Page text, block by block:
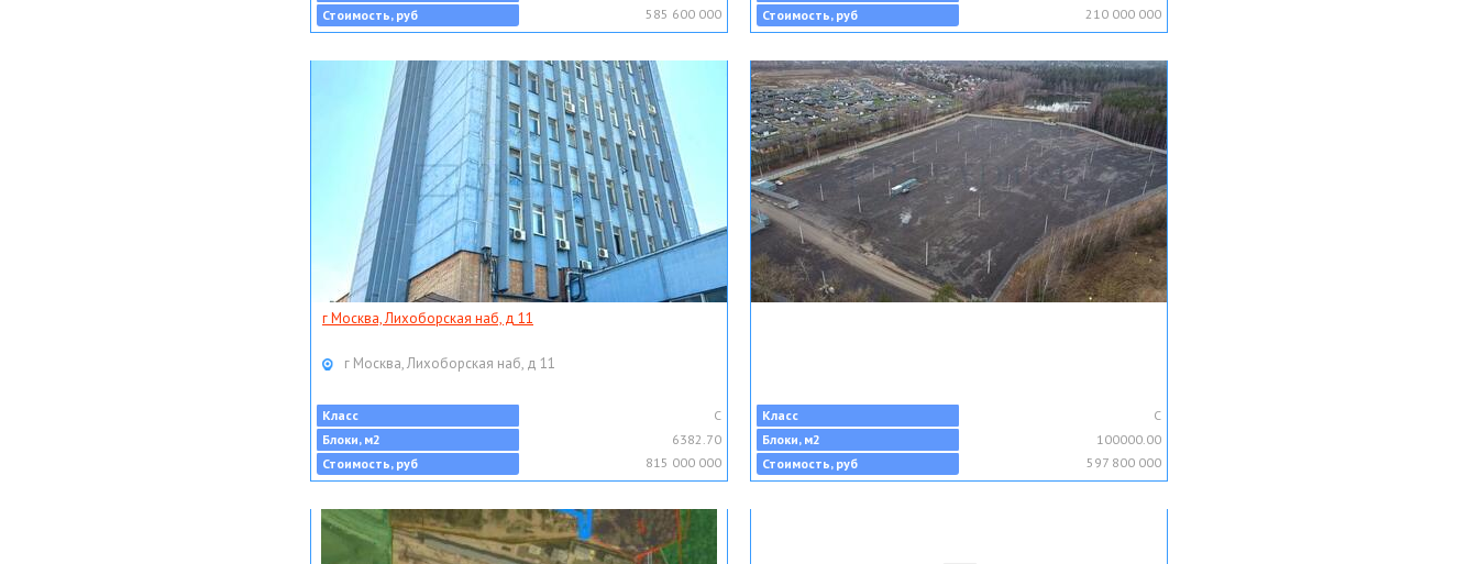
Стоимость, руб
585 600 000
Стоимость, руб
210 000 000
г Москва, Лихоборская наб, д 11
г Москва, Лихоборская наб, д 11
Класс
C
Блоки, м2
6382.70
Стоимость, руб
815 000 000
Класс
C
Блоки, м2
100000.00
Стоимость, руб
597 800 000